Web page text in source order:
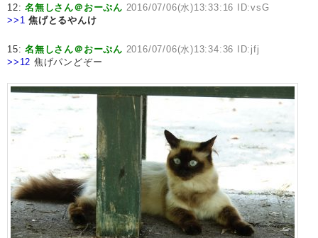
12:名無しさん＠おーぷん 2016/07/06(水)13:33:16 ID:vsG
>>1 焦げとるやんけ
15:名無しさん＠おーぷん 2016/07/06(水)13:34:36 ID:jfj
>>12 焦げパンどぞー